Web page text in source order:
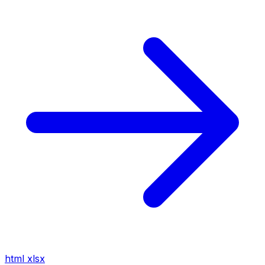
html xlsx